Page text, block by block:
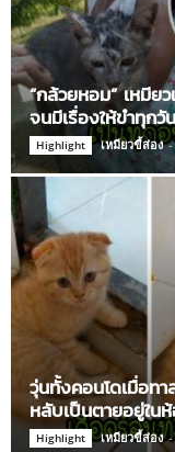
“กล้วยหอม” เหมีย
จนมีเรื่องให้ขำทุกวัน
Highlight เหมียวขี้ส่อง -
วุ่นทั้งคอนโดเมื่อท
หลับเป็นตายอยู่ใน
Highlight เหมียวขี้ส่อง -